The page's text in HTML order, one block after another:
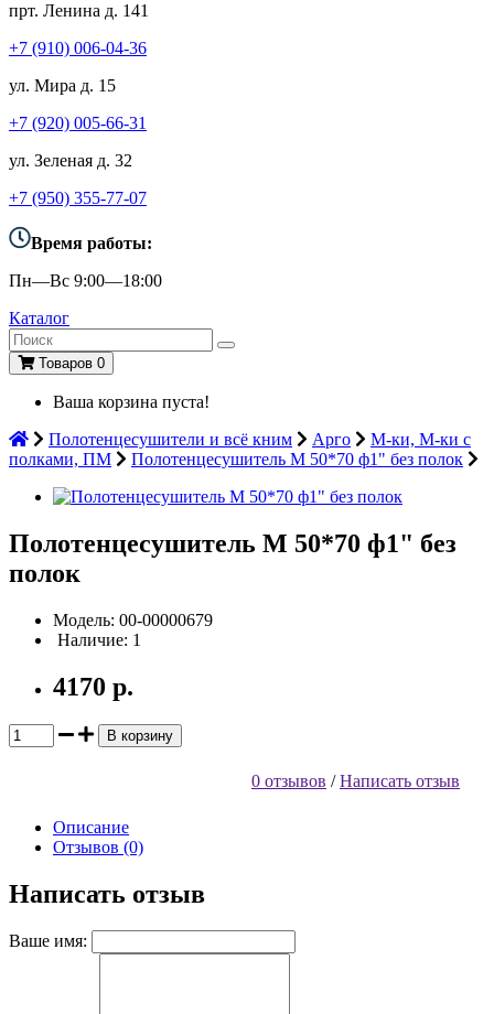
прт. Ленина д. 141
+7 (910) 006-04-36
ул. Мира д. 15
+7 (920) 005-66-31
ул. Зеленая д. 32
+7 (950) 355-77-07
Время работы:
Пн—Вс 9:00—18:00
Каталог
Товаров 0
Ваша корзина пуста!
Полотенцесушители и всё кним
Арго
М-ки, М-ки с
полками, ПМ
Полотенцесушитель М 50*70 ф1" без полок
Полотенцесушитель М 50*70 ф1" без
полок
Модель: 00-00000679
Наличие: 1
4170 р.
В корзину
0 отзывов /Написать отзыв
Описание
Отзывов (0)
Написать отзыв
Ваше имя: